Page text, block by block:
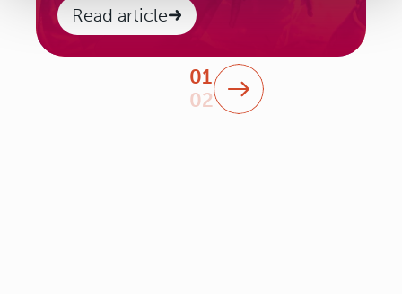
Read article
01
02